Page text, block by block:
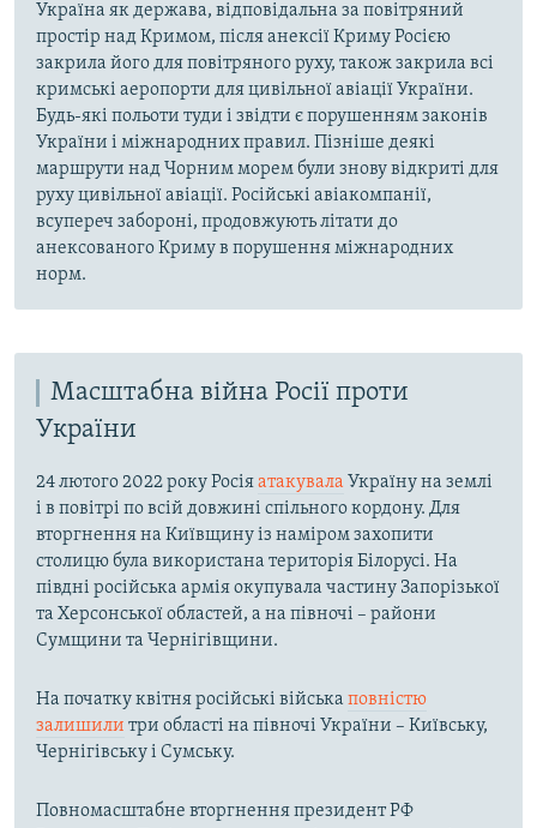
Україна як держава, відповідальна за повітряний
простір над Кримом, після анексії Криму Росією
закрила його для повітряного руху, також закрила всі
кримські аеропорти для цивільної авіації України.
Будь-які польоти туди і звідти є порушенням законів
України і міжнародних правил. Пізніше деякі
маршрути над Чорним морем були знову відкриті для
руху цивільної авіації. Російські авіакомпанії,
всупереч забороні, продовжують літати до
анексованого Криму в порушення міжнародних
норм.
Масштабна війна Росії проти
України
24 лютого 2022 року Росіяатакувала Україну на землі
і в повітрі по всій довжині спільного кордону. Для
вторгнення на Київщину із наміром захопити
столицю була використана територія Білорусі. На
півдні російська армія окупувала частину Запорізької
та Херсонської областей, а на півночі – райони
Сумщини та Чернігівщини.
На початку квітня російські війська повністю
залишили три області на півночі України – Київську,
Чернігівську і Сумську.
Повномасштабне вторгнення президент РФ